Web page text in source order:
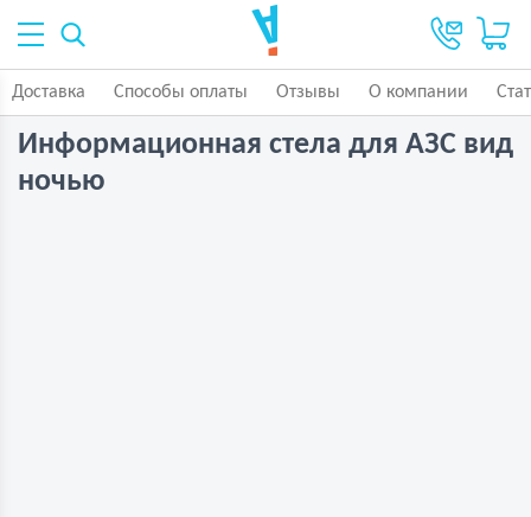
Доставка Способы оплаты Отзывы О компании
Информационная стела для АЗС вид
ночью